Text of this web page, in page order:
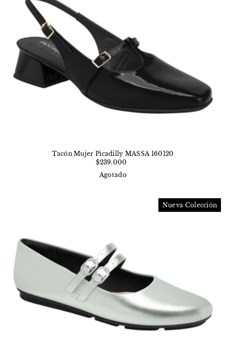
Tacón Mujer Picadilly MASSA 160120
$239.000
Agotado
Nueva Colección